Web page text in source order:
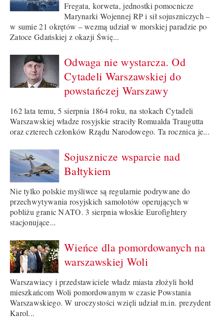
Fregata, korweta, jednostki pomocnicze
Marynarki Wojennej RP i sił sojuszniczych –
w sumie 21 okrętów – wezmą udział w morskiej paradzie po
Zatoce Gdańskiej z okazji Świę...
Odwaga nie wystarcza. Od
Cytadeli Warszawskiej do
powstańczej Warszawy
162 lata temu, 5 sierpnia 1864 roku, na stokach Cytadeli
Warszawskiej władze rosyjskie straciły Romualda Traugutta
oraz czterech członków Rządu Narodowego. Ta rocznica je...
Sojusznicze wsparcie nad
Bałtykiem
Nie tylko polskie myśliwce są regularnie podrywane do
przechwytywania rosyjskich samolotów operujących w
pobliżu granic NATO. 3 sierpnia włoskie Eurofightery
stacjonujące...
Wieńce dla pomordowanych na
warszawskiej Woli
Warszawiacy i przedstawiciele władz miasta złożyli hołd
mieszkańcom Woli pomordowanym w czasie Powstania
Warszawskiego. W uroczystości wzięli udział m.in. prezydent
Karol...